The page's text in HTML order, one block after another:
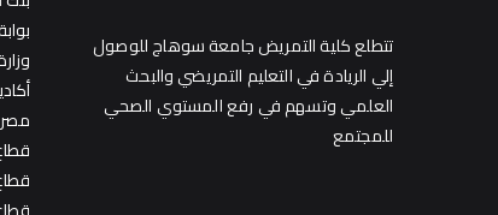
تتطلع كلية التمريض جامعة سوهاج للوصول
إلي الريادة في التعليم التمريضي والبحث
العلمي وتسهم في رفع المستوي الصحي
للمجتمع